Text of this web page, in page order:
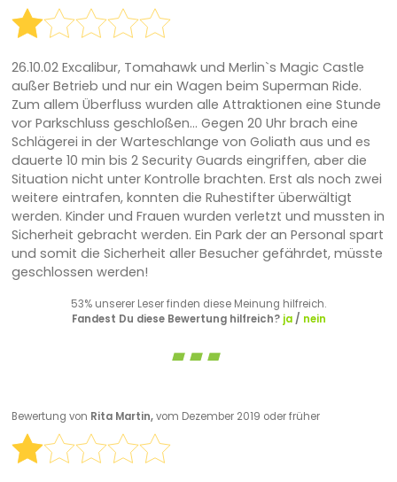
26.10.02 Excalibur, Tomahawk und Merlin`s Magic Castle
außer Betrieb und nur ein Wagen beim Superman Ride.
Zum allem Überfluss wurden alle Attraktionen eine Stunde
vor Parkschluss geschloßen... Gegen 20 Uhr brach eine
Schlägerei in der Warteschlange von Goliath aus und es
dauerte 10 min bis 2 Security Guards eingriffen, aber die
Situation nicht unter Kontrolle brachten. Erst als noch zwei
weitere eintrafen, konnten die Ruhestifter überwältigt
werden. Kinder und Frauen wurden verletzt und mussten in
Sicherheit gebracht werden. Ein Park der an Personal spart
und somit die Sicherheit aller Besucher gefährdet, müsste
geschlossen werden!
53% unserer Leser finden diese Meinung hilfreich.
Fandest Du diese Bewertung hilfreich? ja/ nein
Bewertung von Rita Martin,vom Dezember 2019 oder früher